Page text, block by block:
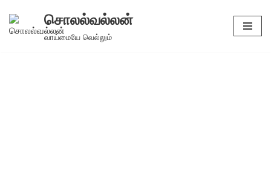
Skip
சொலல்வல்லன்
வாய்மையே வெல்லும்